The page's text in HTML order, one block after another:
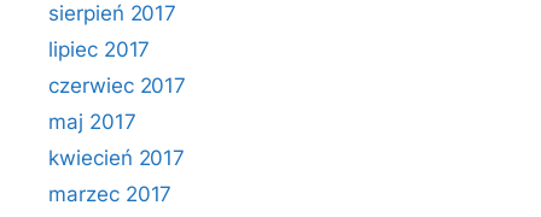
sierpień 2017
lipiec 2017
czerwiec 2017
maj 2017
kwiecień 2017
marzec 2017